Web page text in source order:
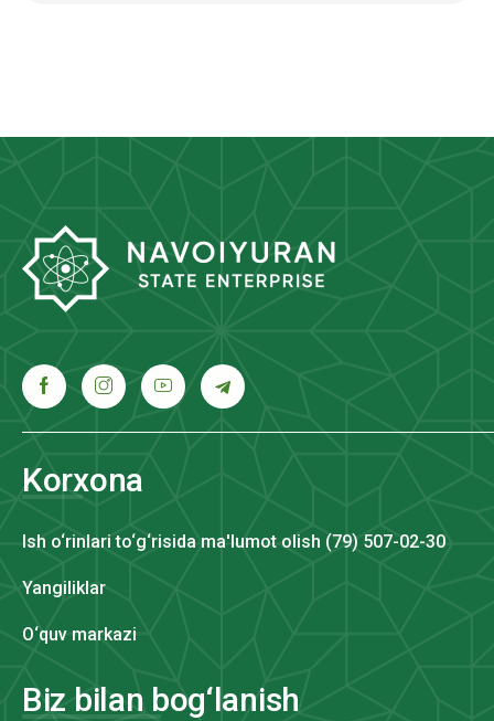
Korxona
Ish o‘rinlari to‘g‘risida ma'lumot olish (79) 507-02-30
Yangiliklar
O‘quv markazi
Biz bilan bog‘lanish